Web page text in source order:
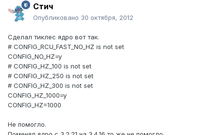
Стич
Опубликовано 30 октября, 2012
Сделал тиклес ядро вот так.
# CONFIG_RCU_FAST_NO_HZ is not set
CONFIG_NO_HZ=y
# CONFIG_HZ_100 is not set
# CONFIG_HZ_250 is not set
# CONFIG_HZ_300 is not set
CONFIG_HZ_1000=y
CONFIG_HZ=1000
Не помогло.